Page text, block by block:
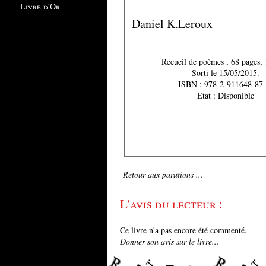
Livre d'Or
Daniel K.Leroux
Recueil de poèmes ,
Sorti le 15/05/2015.
ISBN : 978-2-911648-
Etat : Disponible
Retour aux parutions ...
L'avis du lecteur :
Ce livre n'a pas encore été commenté.
Donner son avis sur le livre...